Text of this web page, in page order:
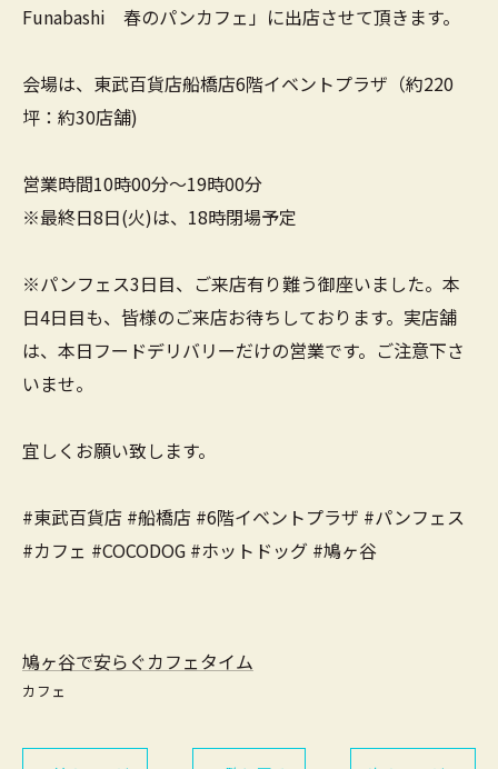
Funabashi 春のパンカフェ」に出店させて頂きます。
会場は、東武百貨店船橋店6階イベントプラザ（約220
坪：約30店舗)
営業時間10時00分～19時00分
※最終日8日(火)は、18時閉場予定
※パンフェス3日目、ご来店有り難う御座いました。本
日4日目も、皆様のご来店お待ちしております。実店舗
は、本日フードデリバリーだけの営業です。ご注意下さ
いませ。
宜しくお願い致します。
#東武百貨店 #船橋店 #6階イベントプラザ #パンフェス
#カフェ #COCODOG #ホットドッグ #鳩ヶ谷
鳩ヶ谷で安らぐカフェタイム
カフェ